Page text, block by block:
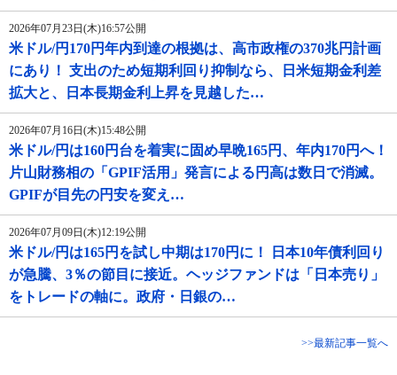
2026年07月23日(木)16:57公開
米ドル/円170円年内到達の根拠は、高市政権の370兆円計画
にあり！ 支出のため短期利回り抑制なら、日米短期金利差
拡大と、日本長期金利上昇を見越した…
2026年07月16日(木)15:48公開
米ドル/円は160円台を着実に固め早晩165円、年内170円へ！
片山財務相の「GPIF活用」発言による円高は数日で消滅。
GPIFが目先の円安を変え…
2026年07月09日(木)12:19公開
米ドル/円は165円を試し中期は170円に！ 日本10年債利回り
が急騰、3％の節目に接近。ヘッジファンドは「日本売り」
をトレードの軸に。政府・日銀の…
>>最新記事一覧へ